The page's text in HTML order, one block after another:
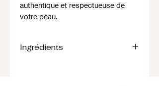
authentique et respectueuse de
votre peau.
Ingrédients